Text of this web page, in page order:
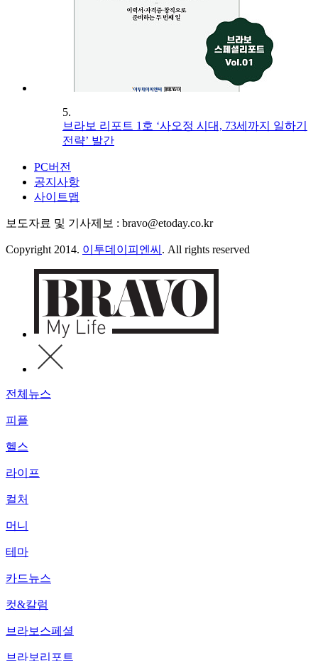
5.
브라보 리포트 1호 ‘사오정 시대, 73세까지 일하기
전략’ 발간
PC버전
공지사항
사이트맵
보도자료 및 기사제보 : bravo@etoday.co.kr
Copyright 2014. 이투데이피엔씨 . All rights reserved
전체뉴스
피플
헬스
라이프
컬처
머니
테마
카드뉴스
컷&칼럼
브라보스페셜
브라보리포트